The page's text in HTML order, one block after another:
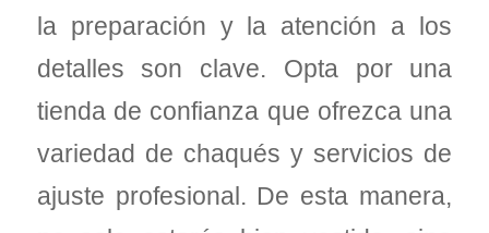
la preparación y la atención a los
detalles son clave. Opta por una
tienda de confianza que ofrezca una
variedad de chaqués y servicios de
ajuste profesional. De esta manera,